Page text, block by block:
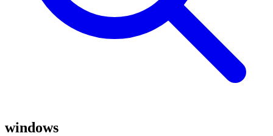
windows